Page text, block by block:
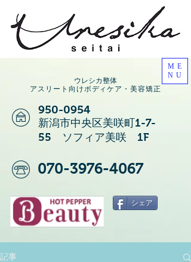
ウレシカ整体
アスリート向けボディケア・美容矯正
ME
NU
950-0954
新潟市中央区美咲町1-7-
55 ソフィア美咲 1F
070-3976-4067
シェア
記事